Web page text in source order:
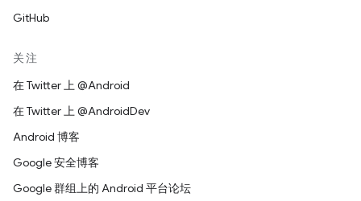
GitHub
关注
在 Twitter 上 @Android
在 Twitter 上 @AndroidDev
Android 博客
Google 安全博客
Google 群组上的 Android 平台论坛